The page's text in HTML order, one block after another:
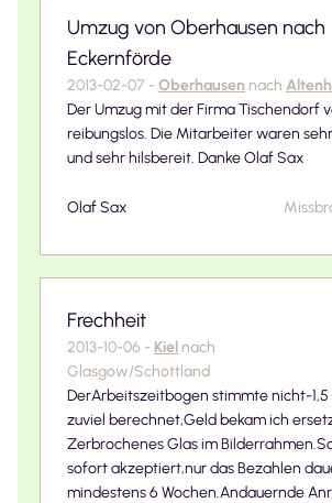
Umzug von Oberhausen nach
Eckernförde
2013-02-07 - Oberhausen nach
Der Umzug mit der Firma Tischendorf
reibungslos. Die Mitarbeiter waren
und sehr hilsbereit. Danke Olaf Sax
Olaf Sax
Frechheit
2013-10-06 - Kiel nach
Glasgow/Schottland
DerArbeitszeitbogen stimmte nicht-1,5
zuviel berechnet,Geld bekam ich
Zerbrochenes Glas im
sofort akzeptiert,nur das Bezahlen
mindestens 6 Wochen.Andauernde